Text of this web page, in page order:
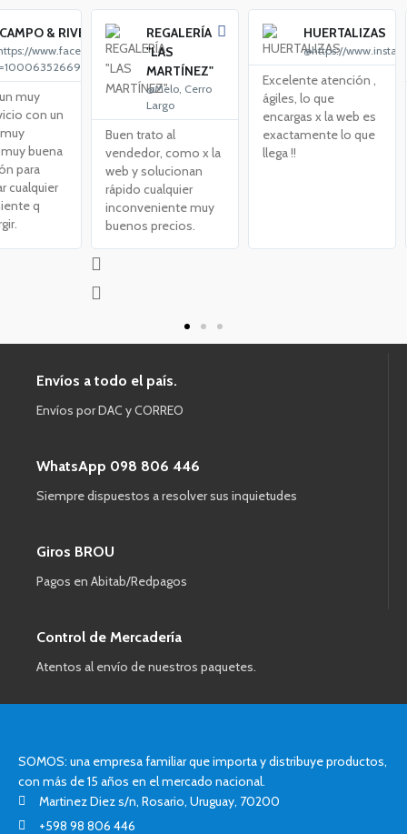
& RIVERO
www.facebook.com/profile.php?
muy
con un
buena
para
cualquier
q
REGALERÍA
"LAS
MARTÍNEZ"
@Melo, Cerro
Largo
Buen trato al
vendedor, como x la
web y solucionan
rápido cualquier
inconveniente muy
buenos precios.
HUERTALIZAS
@https://
Excelente atención ,
ágiles, lo que
encargas x la web es
exactamente lo que
llega !!
Envíos a todo el país.
Envíos por DAC y CORREO
WhatsApp 098 806 446
Siempre dispuestos a resolver sus inquietudes
Giros BROU
Pagos en Abitab/Redpagos
Control de Mercadería
Atentos al envío de nuestros paquetes.
SOMOS: una empresa familiar que importa y distribuye productos,
con más de 15 años en el mercado nacional.
Martinez Diez s/n, Rosario, Uruguay, 70200
+598 98 806 446